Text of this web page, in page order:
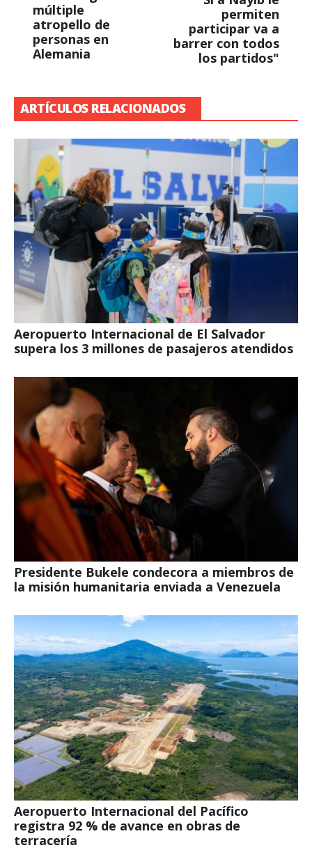
múltiple
atropello de
personas en
Alemania
permiten
participar va a
barrer con todos
los partidos"
ARTÍCULOS RELACIONADOS
Aeropuerto Internacional de El Salvador
supera los 3 millones de pasajeros atendidos
Presidente Bukele condecora a miembros de
la misión humanitaria enviada a Venezuela
Aeropuerto Internacional del Pacífico
registra 92 % de avance en obras de
terracería